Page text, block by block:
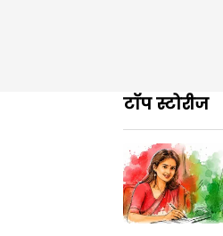
टॉप स्टोरीज